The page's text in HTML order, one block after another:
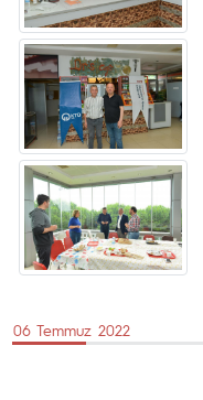
06 Temmuz 2022